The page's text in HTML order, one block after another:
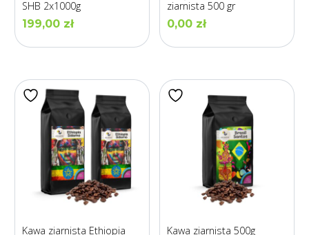
SHB 2x1000g
199,00 zł
ziarnista 500 gr
0,00 zł
Kawa ziarnista Ethiopia
Kawa ziarnista 500g